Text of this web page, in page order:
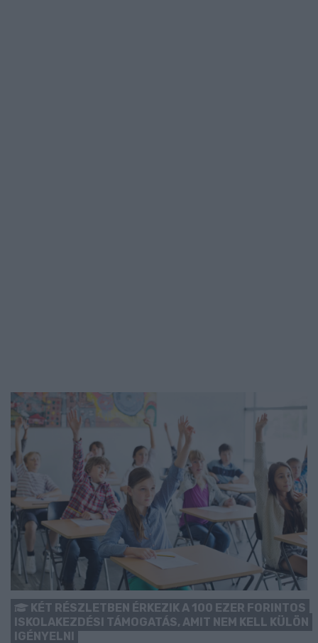
KÉT RÉSZLETBEN ÉRKEZIK A 100 EZER FORINTOS
ISKOLAKEZDÉSI TÁMOGATÁS, AMIT NEM KELL KÜLÖN
IGÉNYELNI